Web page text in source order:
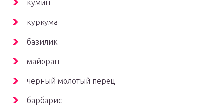
кумин
куркума
базилик
майоран
черный молотый перец
барбарис